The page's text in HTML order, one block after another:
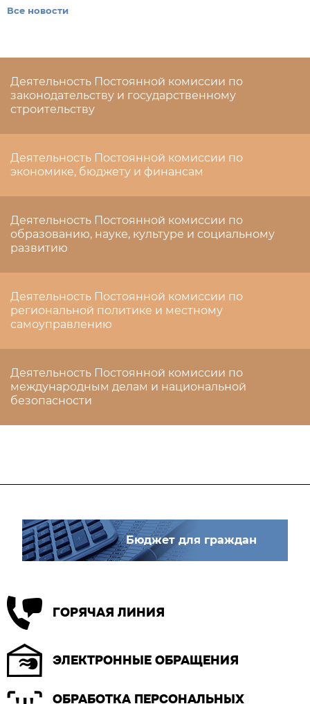
Все новости
Деятельность Постоянной комиссии по
законодательству и государственному
строительству
Деятельность Постоянной комиссии по
экономике, бюджету и финансам
Деятельность Постоянной комиссии по
образованию, науке, культуре и социальному
развитию
Деятельность Постоянной комиссии по
региональной политике и местному
самоуправлению
Деятельность Постоянной комиссии по
международным делам и национальной
безопасности
Бюджет для граждан
ГОРЯЧАЯ ЛИНИЯ
ЭЛЕКТРОННЫЕ ОБРАЩЕНИЯ
ОБРАБОТКА ПЕРСОНАЛЬНЫХ